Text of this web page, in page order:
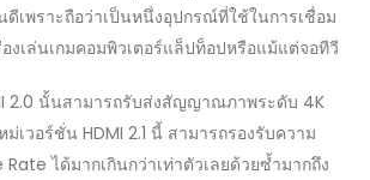
ดีเพราะถือว่าเป็นหนึ่งอุปกรณ์ที่ใช้ในการเชื่อม
งเล่นเกมคอมพิวเตอร์แล็ปท็อปหรือแม้แต่จอทีวี
2.0 นั้นสามารถรับส่งสัญญาณภาพระดับ 4K
เวอร์ชั่น HDMI 2.1 นี้ สามารถรองรับความ
ได้มากเกินกว่าเท่าตัวเลยด้วยซ้ำมากถึง